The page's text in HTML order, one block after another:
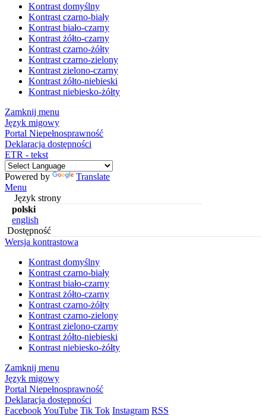
Kontrast domyślny
Kontrast czarno-biały
Kontrast biało-czarny
Kontrast żółto-czarny
Kontrast czarno-żółty
Kontrast czarno-zielony
Kontrast zielono-czarny
Kontrast żółto-niebieski
Kontrast niebiesko-żółty
Zamknij menu
Język migowy
Portal Niepełnosprawność
Deklaracja dostępności
ETR - tekst
Powered by
Translate
Menu
Język strony
polski
english
Dostępność
Wersja kontrastowa
Kontrast domyślny
Kontrast czarno-biały
Kontrast biało-czarny
Kontrast żółto-czarny
Kontrast czarno-żółty
Kontrast czarno-zielony
Kontrast zielono-czarny
Kontrast żółto-niebieski
Kontrast niebiesko-żółty
Zamknij menu
Język migowy
Portal Niepełnosprawność
Deklaracja dostępności
FacebookYouTube Tik Tok Instagram RSS